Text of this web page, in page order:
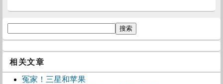
相关文章
冤家！三星和苹果